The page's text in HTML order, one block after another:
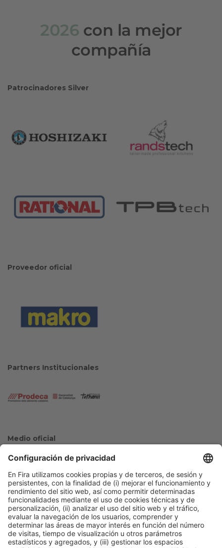
2026 con la mejor
compañía
Patrocinadores Silver
Proveedor oficial
Partners Institucionales
Medio oficial
Colaboradores